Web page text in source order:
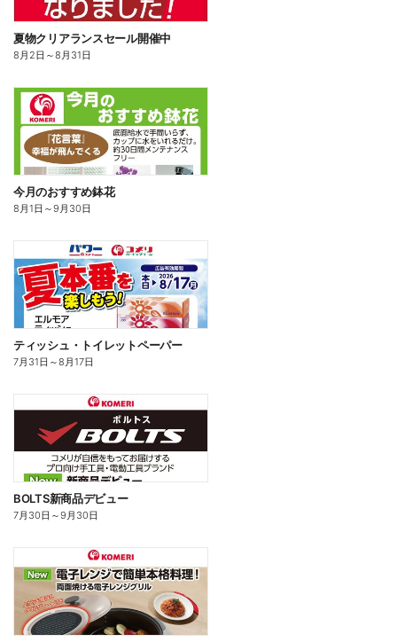
夏物クリアランスセール開催中
8月2日 ～8月31日
今月のおすすめ鉢花
8月1日 ～9月30日
ティッシュ・トイレットペーパー
7月31日 ～8月17日
BOLTS新商品デビュー
7月30日 ～9月30日